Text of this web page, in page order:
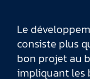
Le
consiste plus
bon projet au
impliquant les